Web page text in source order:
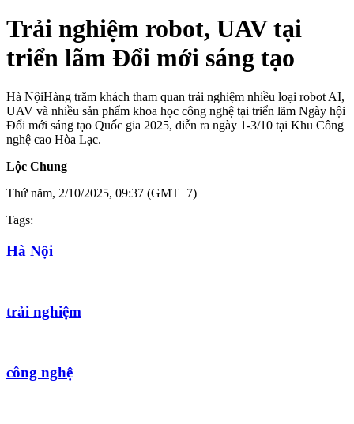
Trải nghiệm robot, UAV tại
triển lãm Đổi mới sáng tạo
Hà NộiHàng trăm khách tham quan trải nghiệm nhiều loại robot AI,
UAV và nhiều sản phẩm khoa học công nghệ tại triển lãm Ngày hội
Đổi mới sáng tạo Quốc gia 2025, diễn ra ngày 1-3/10 tại Khu Công
nghệ cao Hòa Lạc.
Lộc Chung
Thứ năm, 2/10/2025, 09:37 (GMT+7)
Tags:
Hà Nội
trải nghiệm
công nghệ